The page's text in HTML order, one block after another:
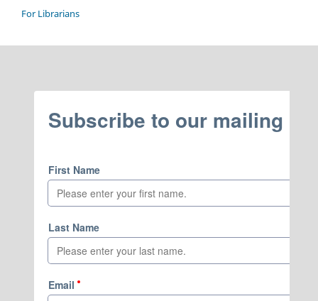
For Librarians